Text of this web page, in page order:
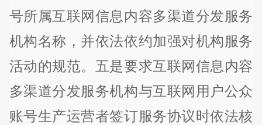
号所属互联网信息内容多渠道分发服务
机构名称，并依法依约加强对机构服务
活动的规范。五是要求互联网信息内容
多渠道分发服务机构与互联网用户公众
账号生产运营者签订服务协议时依法核